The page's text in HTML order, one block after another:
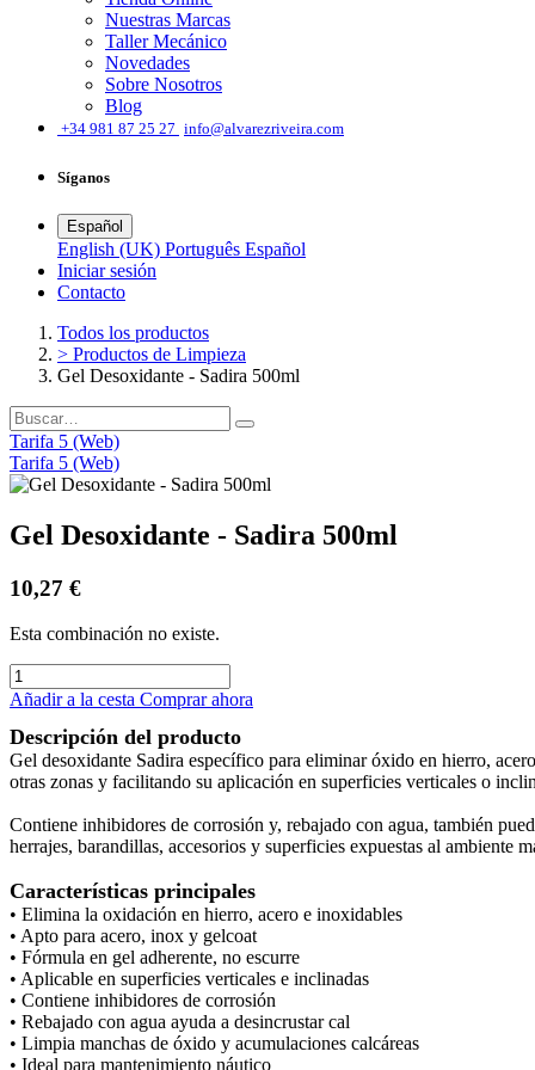
Nuestras Marcas
Taller Mecánico
Novedades
Sobre Nosotros
Blog
+34 981 87 25 27 info@alvarezriveira.com
Síganos
Español
English (UK) Português Español
Iniciar sesión
​Contacto
Todos los productos
> Productos de Limpieza
Gel Desoxidante - Sadira 500ml
Tarifa 5 (Web)
Tarifa 5 (Web)
Gel Desoxidante - Sadira 500ml
10,27 €
Esta combinación no existe.
Añadir a la cesta Comprar ahora
Descripción del producto
Gel desoxidante Sadira específico para eliminar óxido en hierro,
otras zonas y facilitando su aplicación en superficies verticales o
Contiene inhibidores de corrosión y, rebajado con agua, también
herrajes, barandillas, accesorios y superficies expuestas al ambiente
Características principales
• Elimina la oxidación en hierro, acero e inoxidables
• Apto para acero, inox y gelcoat
• Fórmula en gel adherente, no escurre
• Aplicable en superficies verticales e inclinadas
• Contiene inhibidores de corrosión
• Rebajado con agua ayuda a desincrustar cal
• Limpia manchas de óxido y acumulaciones calcáreas
• Ideal para mantenimiento náutico